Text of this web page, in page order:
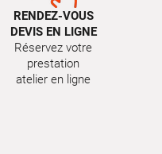
RENDEZ-VOUS
DEVIS EN LIGNE
Réservez votre
prestation
atelier en ligne